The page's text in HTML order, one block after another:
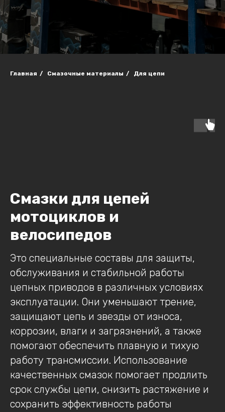
Главная / Смазочные материалы / Для цепи
Смазки для цепей
мотоциклов и
велосипедов
Это специальные составы для защиты,
обслуживания и стабильной работы
цепных приводов в различных условиях
эксплуатации. Они уменьшают трение,
защищают цепь и звезды от износа,
коррозии, влаги и загрязнений, а также
помогают обеспечить плавную и тихую
работу трансмиссии. Использование
качественных смазок помогает продлить
срок службы цепи, снизить растяжение и
сохранить эффективность работы